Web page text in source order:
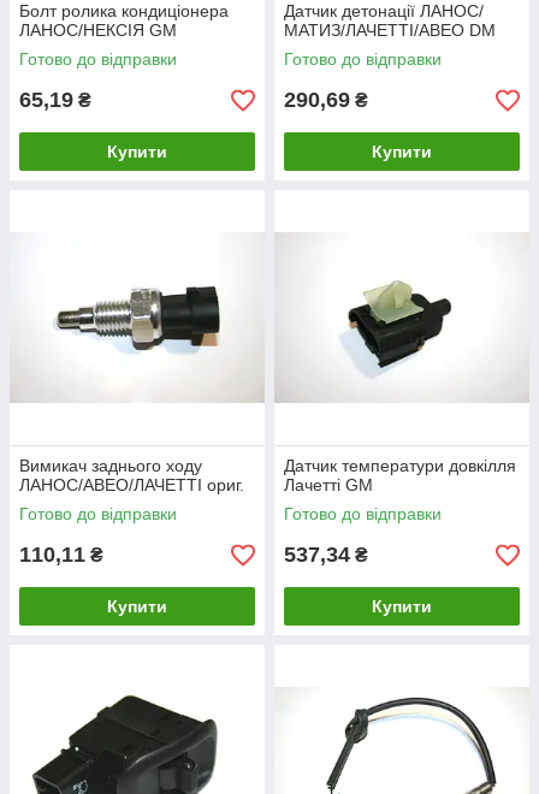
Болт ролика кондиціонера
ЛАНОС/НЕКСІЯ GM
Готово до відправки
65,19 ₴
Купити
Датчик детонації ЛАНОС/
МАТИЗ/ЛАЧЕТТІ/АВЕО DM
Готово до відправки
290,69 ₴
Купити
Вимикач заднього ходу
ЛАНОС/АВЕО/ЛАЧЕТТІ ориг.
Готово до відправки
110,11 ₴
Купити
Датчик температури довкілля
Лачетті GM
Готово до відправки
537,34 ₴
Купити